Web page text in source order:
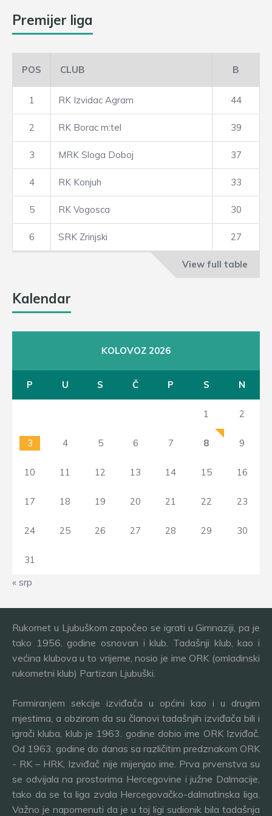
Premijer liga
POS CLUB B
1 RK Izvidac Agram 44
2 RK Borac m:tel 39
3 MRK Sloga Doboj 37
4 RK Konjuh 33
5 RK Vogosca 30
6 SRK Zrinjski 27
View full table
Kalendar
KOLOVOZ 2026
P U S Č P S N
1 2
3 4 5 6 7 8 9
10 11 12 13 14 15 16
17 18 19 20 21 22 23
24 25 26 27 28 29 30
31
« srp
Rukomet u Ljubuškom započeo se igrati u Gimnaziji, pa je
tako 1956. godine osnovan i klub. Tadašnji klub, kao i
većina klubova u to vrijeme, nosio je ime ORK (omladinski
rukometni klub) Partizan Ljubuški.
Formiranjem sekcije izviđača u općini kao i u drugim
mjestima, a obzirom da su članovi tadašnjih izviđača bili i
igrači kluba, klub je 1963. godine dobio ime ORK Izviđač.
Od 1963. godine do danas sa različitim predznakom ORK
- RK – HRK, Izviđač nije mijenjao ime. Prva prvenstva su
se odvijala na prostorima Hercegovine i južne Dalmacije,
tako da se ta liga zvala Hercegovačko-dalmatinska liga.
Važno je napomenuti da je u toj ligi sudionik bila tadašnja